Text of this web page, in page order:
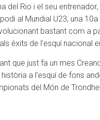
Rio i el seu
al Mundial U23, una
bastant com a
èxits de l’esquí nacional
que just fa un mes
a l’esquí de fons
del Món de